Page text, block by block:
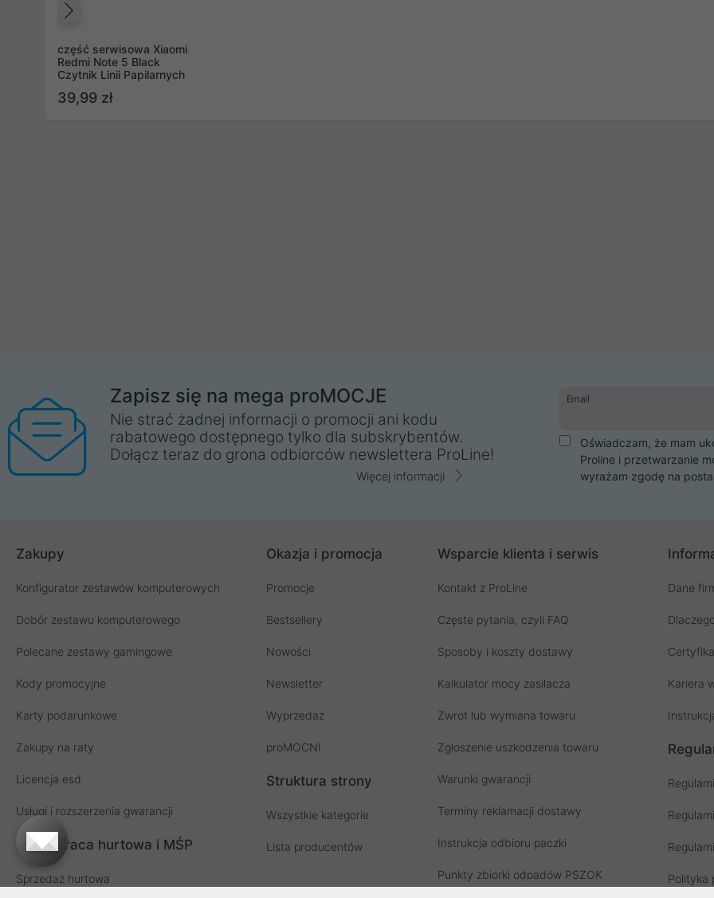
część serwisowa Xiaomi
Redmi Note 5 Black
Czytnik Linii Papilarnych
39,99 zł
Zapisz się na mega proMOCJE
Nie strać żadnej informacji o promocji ani kodu
rabatowego dostępnego tylko dla subskrybentów.
Dołącz teraz do grona odbiorców newslettera ProLine!
Więcej informacji
Email
Oświadczam, że mam
Proline i przetwarzanie
wyrażam zgodę na
Zakupy
Konfigurator zestawów komputerowych
Dobór zestawu komputerowego
Polecane zestawy gamingowe
Kody promocyjne
Karty podarunkowe
Zakupy na raty
Licencja esd
Usługi i rozszerzenia gwarancji
Współpraca hurtowa i MŚP
Sprzedaż hurtowa
Okazja i promocja
Promocje
Bestsellery
Nowości
Newsletter
Wyprzedaż
proMOCNI
Struktura strony
Wszystkie kategorie
Lista producentów
Wsparcie klienta i serwis
Kontakt z ProLine
Częste pytania, czyli FAQ
Sposoby i koszty dostawy
Kalkulator mocy zasilacza
Zwrot lub wymiana towaru
Zgłoszenie uszkodzenia towaru
Warunki gwarancji
Terminy reklamacji dostawy
Instrukcja odbioru paczki
Punkty zbiorki odpadów PSZOK
Dane
Kariera
Polityka